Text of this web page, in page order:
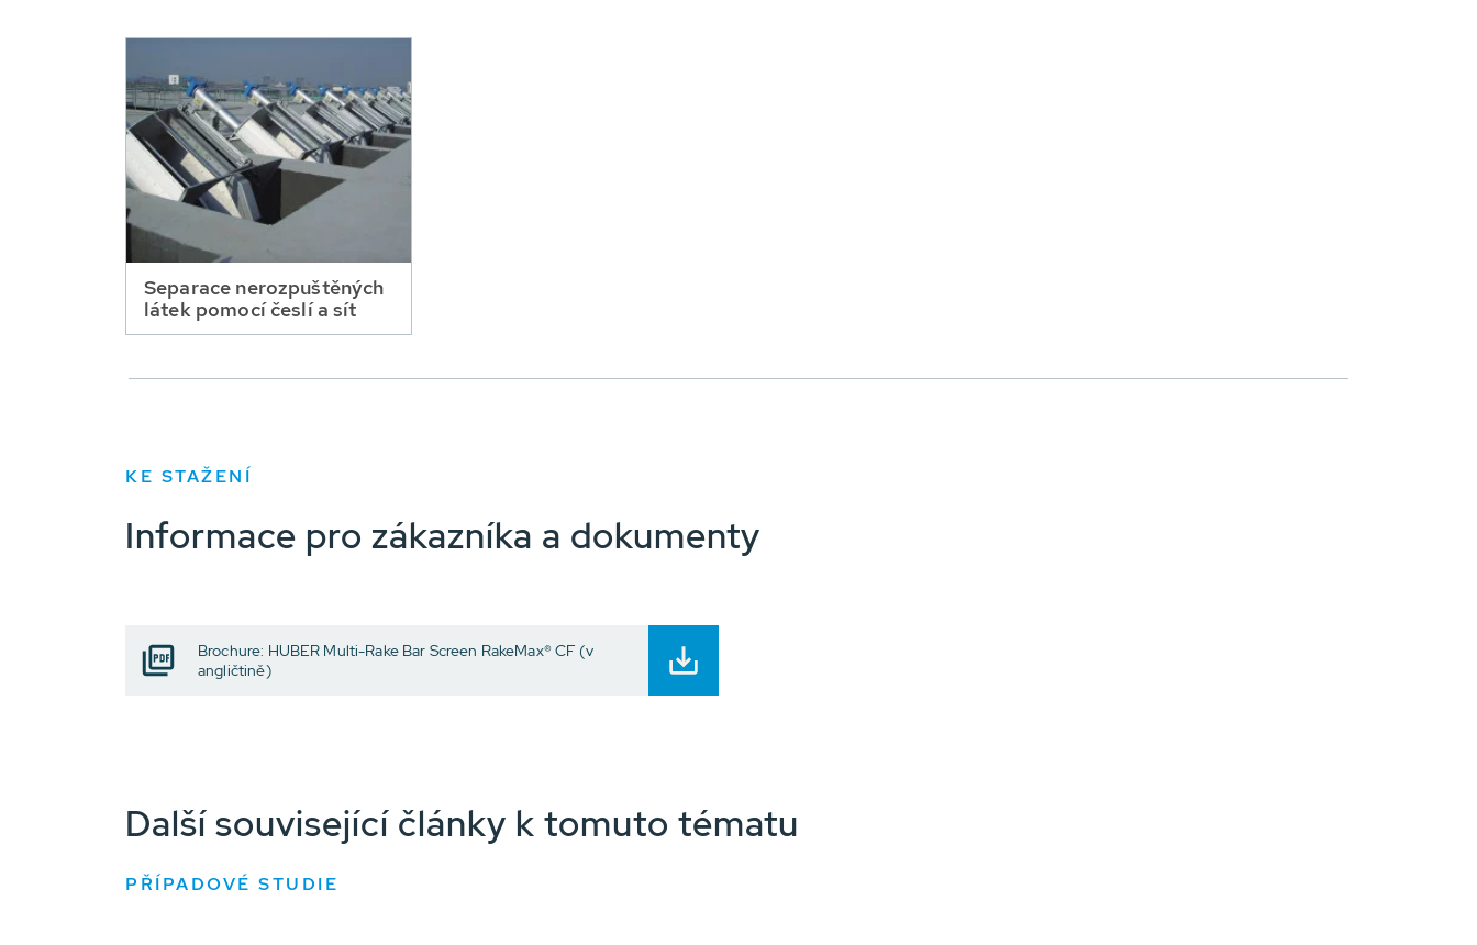
Separace nerozpuštěných
látek pomocí česlí a sít
KE STAŽENÍ
Informace pro zákazníka a dokumenty
Brochure: HUBER Multi-Rake Bar Screen RakeMax® CF (v
angličtině)
Další související články k tomuto tématu
PŘÍPADOVÉ STUDIE